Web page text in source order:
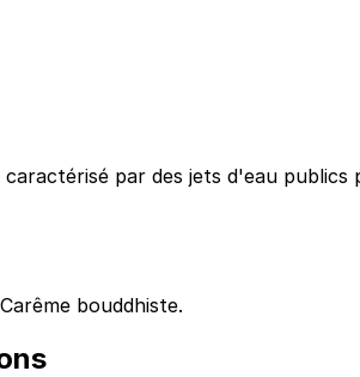
par des jets d'eau
bouddhiste.